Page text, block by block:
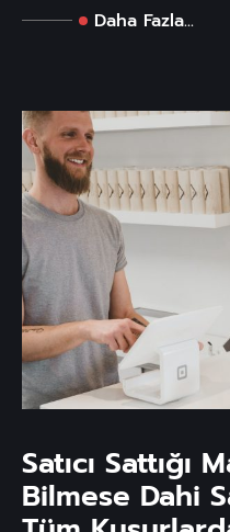
Daha Fazla...
Satıcı Sattığı
Bilmese Dahi